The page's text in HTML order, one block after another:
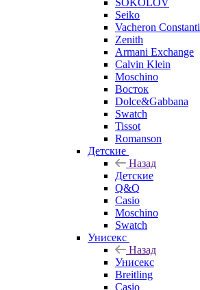
SOKOLOV
Seiko
Vacheron
Zenith
Armani Exchange
Calvin Klein
Moschino
Восток
Dolce&Gabbana
Swatch
Tissot
Romanson
Детские
Назад
Детские
Q&Q
Casio
Moschino
Swatch
Унисекс
Назад
Унисекс
Breitling
Casio